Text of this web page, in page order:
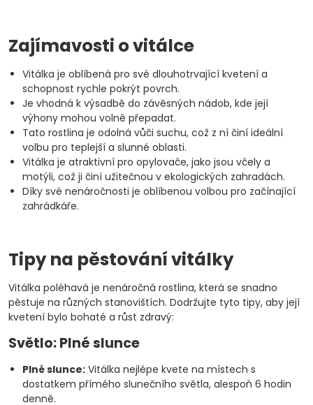
Zajímavosti o vitálce
Vitálka je oblíbená pro své dlouhotrvající kvetení a
schopnost rychle pokrýt povrch.
Je vhodná k výsadbě do závěsných nádob, kde její
výhony mohou volně přepadat.
Tato rostlina je odolná vůči suchu, což z ní činí ideální
volbu pro teplejší a slunné oblasti.
Vitálka je atraktivní pro opylovače, jako jsou včely a
motýli, což ji činí užitečnou v ekologických zahradách.
Díky své nenáročnosti je oblíbenou volbou pro začínající
zahrádkáře.
Tipy na pěstování vitálky
Vitálka poléhavá je nenáročná rostlina, která se snadno
pěstuje na různých stanovištích. Dodržujte tyto tipy, aby její
kvetení bylo bohaté a růst zdravý:
Světlo: Plné slunce
Plné slunce: Vitálka nejlépe kvete na místech s
dostatkem přímého slunečního světla, alespoň 6 hodin
denně.